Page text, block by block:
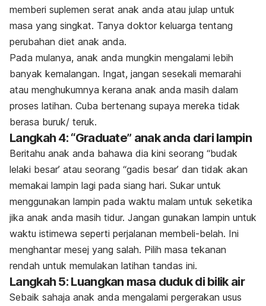
memberi suplemen serat anak anda atau julap untuk
masa yang singkat. Tanya doktor keluarga tentang
perubahan diet anak anda.
Pada mulanya, anak anda mungkin mengalami lebih
banyak kemalangan. Ingat, jangan sesekali memarahi
atau menghukumnya kerana anak anda masih dalam
proses latihan. Cuba bertenang supaya mereka tidak
berasa buruk/ teruk.
Langkah 4: “Graduate” anak anda dari lampin
Beritahu anak anda bahawa dia kini seorang “budak
lelaki besar’ atau seorang “gadis besar’ dan tidak akan
memakai lampin lagi pada siang hari. Sukar untuk
menggunakan lampin pada waktu malam untuk seketika
jika anak anda masih tidur. Jangan gunakan lampin untuk
waktu istimewa seperti perjalanan membeli-belah. Ini
menghantar mesej yang salah. Pilih masa tekanan
rendah untuk memulakan latihan tandas ini.
Langkah 5: Luangkan masa duduk di bilik air
Sebaik sahaja anak anda mengalami pergerakan usus